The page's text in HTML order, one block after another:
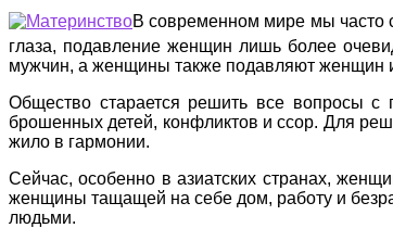
В современном мире мы часто
глаза, подавление женщин лишь более
мужчин, а женщины также подавляют женщин
Общество старается решить все вопросы с
брошенных детей, конфликтов и ссор. Для
жило в гармонии.
Сейчас, особенно в азиатских странах,
женщины тащащей на себе дом, работу и
людьми.